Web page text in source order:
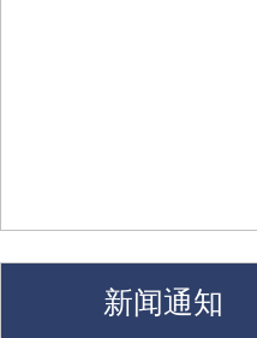
新闻通知